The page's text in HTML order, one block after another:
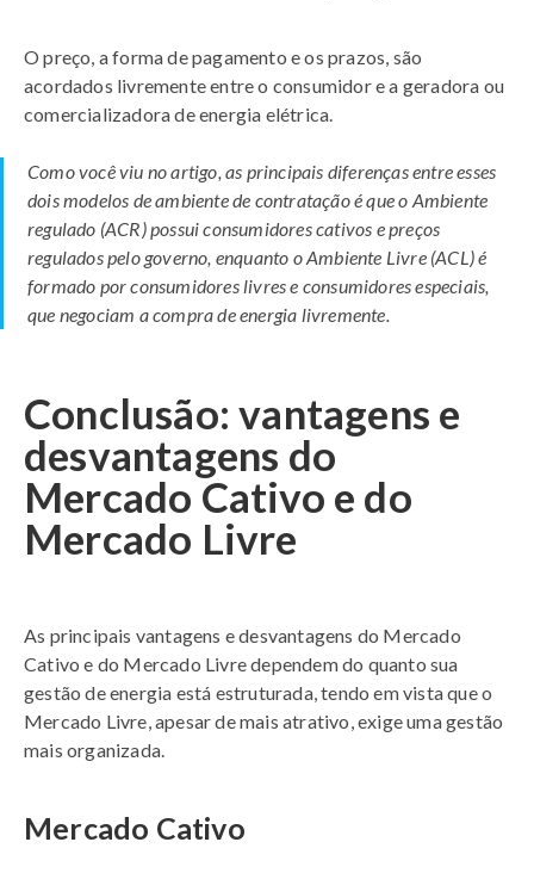
O preço, a forma de pagamento e os prazos, são
acordados livremente entre o consumidor e a geradora ou
comercializadora de energia elétrica.
Como você viu no artigo, as principais diferenças entre esses
dois modelos de ambiente de contratação é que o Ambiente
regulado (ACR) possui consumidores cativos e preços
regulados pelo governo, enquanto o Ambiente Livre (ACL) é
formado por consumidores livres e consumidores especiais,
que negociam a compra de energia livremente.
Conclusão: vantagens e
desvantagens do
Mercado Cativo e do
Mercado Livre
As principais vantagens e desvantagens do Mercado
Cativo e do Mercado Livre dependem do quanto sua
gestão de energia está estruturada, tendo em vista que o
Mercado Livre, apesar de mais atrativo, exige uma gestão
mais organizada.
Mercado Cativo